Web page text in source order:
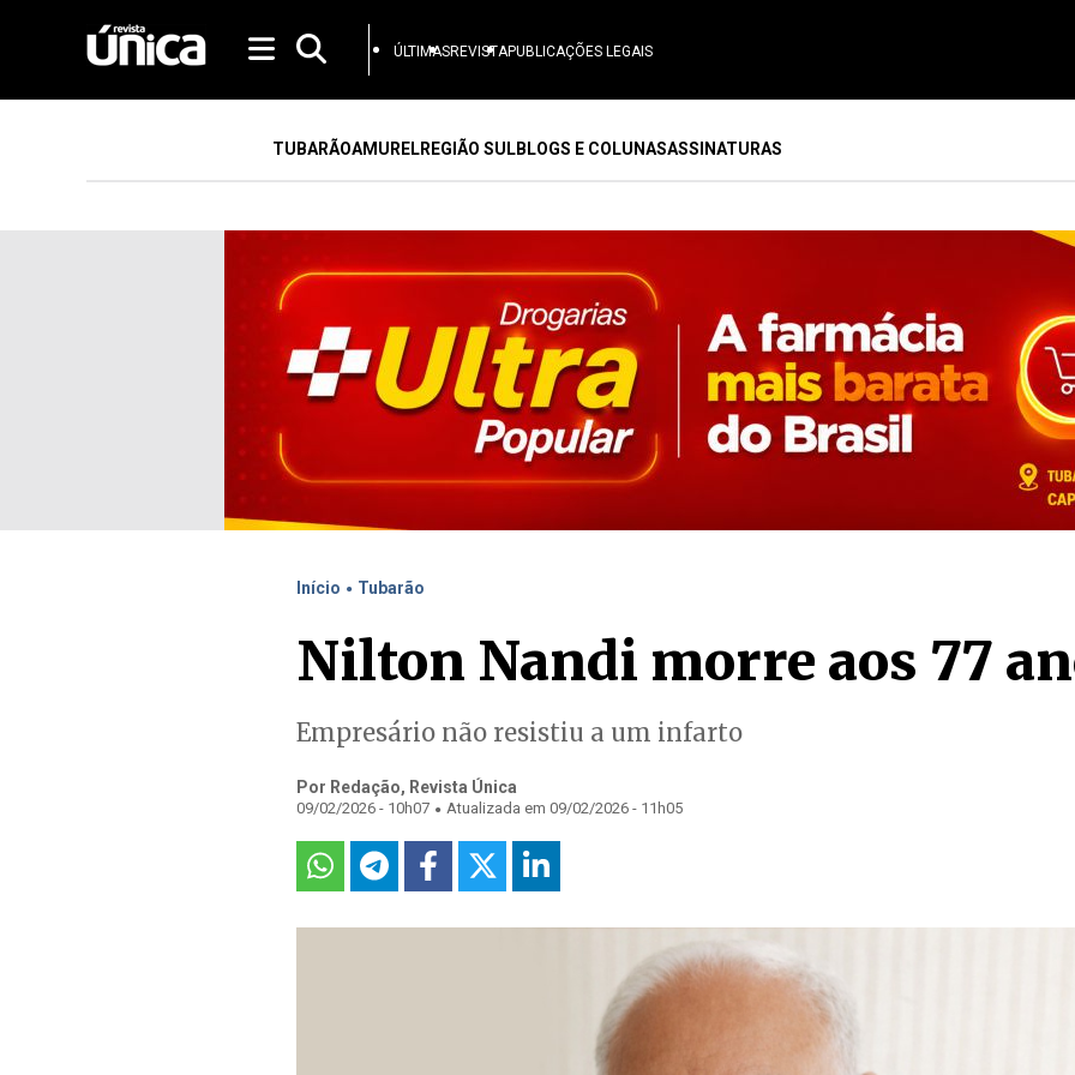
ÚLTIMASREVISTAPUBLICAÇÕES LEGAIS
TUBARÃOAMURELREGIÃO SULBLOGS E COLUNASASSINATURAS
Início . Tubarão
Nilton Nandi morre aos 77
Empresário não resistiu a um infarto
Por Redação, Revista Única
09/02/2026 - 10h07 . Atualizada em 09/02/2026 - 11h05